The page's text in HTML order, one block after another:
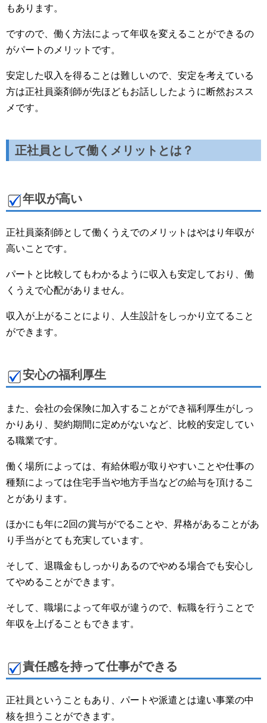
もあります。
ですので、働く方法によって年収を変えることができるの
がパートのメリットです。
安定した収入を得ることは難しいので、安定を考えている
方は正社員薬剤師が先ほどもお話ししたように断然おスス
メです。
正社員として働くメリットとは？
年収が高い
正社員薬剤師として働くうえでのメリットはやはり年収が
高いことです。
パートと比較してもわかるように収入も安定しており、働
くうえで心配がありません。
収入が上がることにより、人生設計をしっかり立てること
ができます。
安心の福利厚生
また、会社の会保険に加入することができ福利厚生がしっ
かりあり、契約期間に定めがないなど、比較的安定してい
る職業です。
働く場所によっては、有給休暇が取りやすいことや仕事の
種類によっては住宅手当や地方手当などの給与を頂けるこ
とがあります。
ほかにも年に2回の賞与がでることや、昇格があることがあ
り手当がとても充実しています。
そして、退職金もしっかりあるのでやめる場合でも安心し
てやめることができます。
そして、職場によって年収が違うので、転職を行うことで
年収を上げることもできます。
責任感を持って仕事ができる
正社員ということもあり、パートや派遣とは違い事業の中
核を担うことができます。